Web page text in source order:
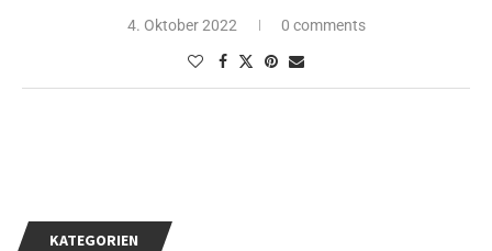
4. Oktober 2022 0 comments
KATEGORIEN